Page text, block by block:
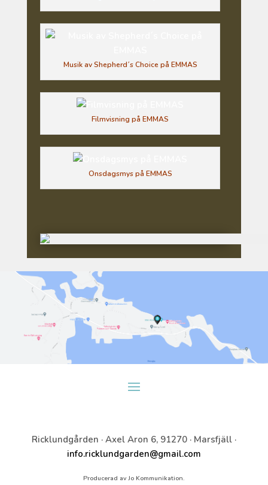
Musik av Shepherd´s Choice på EMMAS
Filmvisning på EMMAS
Onsdagsmys på EMMAS
Ricklundgården · Axel Aron 6, 91270 · Marsfjäll ·
info.ricklundgarden@gmail.com
Producerad av Jo Kommunikation.